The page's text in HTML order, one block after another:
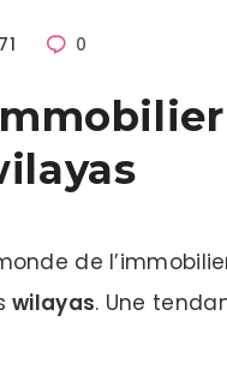
0
de
wilayas. Une